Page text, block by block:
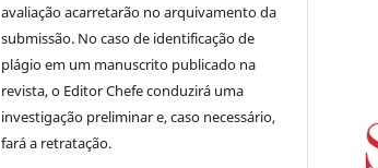
avaliação acarretarão no arquivamento da
submissão. No caso de identificação de
plágio em um manuscrito publicado na
revista, o Editor Chefe conduzirá uma
investigação preliminar e, caso necessário,
fará a retratação.